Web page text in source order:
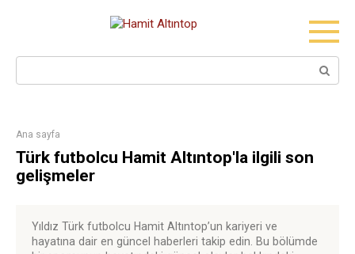
Search:
Ana sayfa
Türk futbolcu Hamit Altıntop'la ilgili son
gelişmeler
Yıldız Türk futbolcu Hamit Altıntop’un kariyeri ve
hayatına dair en güncel haberleri takip edin. Bu bölümde